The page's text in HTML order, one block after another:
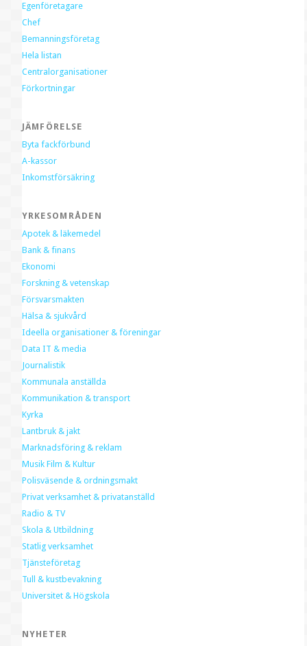
Egenföretagare
Chef
Bemanningsföretag
Hela listan
Centralorganisationer
Förkortningar
JÄMFÖRELSE
Byta fackförbund
A-kassor
Inkomstförsäkring
YRKESOMRÅDEN
Apotek & läkemedel
Bank & finans
Ekonomi
Forskning & vetenskap
Försvarsmakten
Hälsa & sjukvård
Ideella organisationer & föreningar
Data IT & media
Journalistik
Kommunala anställda
Kommunikation & transport
Kyrka
Lantbruk & jakt
Marknadsföring & reklam
Musik Film & Kultur
Polisväsende & ordningsmakt
Privat verksamhet & privatanställd
Radio & TV
Skola & Utbildning
Statlig verksamhet
Tjänsteföretag
Tull & kustbevakning
Universitet & Högskola
NYHETER